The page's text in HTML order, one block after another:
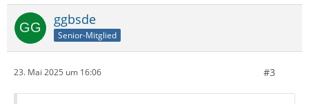
ggbsde
Senior-Mitglied
23. Mai 2025 um 16:06 #3